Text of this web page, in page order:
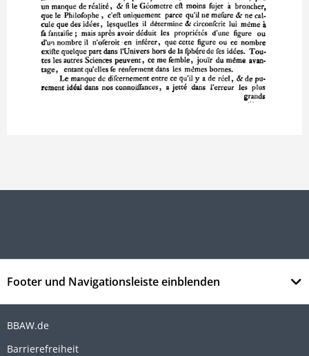
Footer und Navigationsleiste einblenden
BBAW.de
Barrierefreiheit